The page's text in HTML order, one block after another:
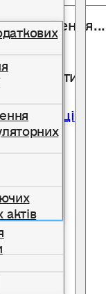
вкладці